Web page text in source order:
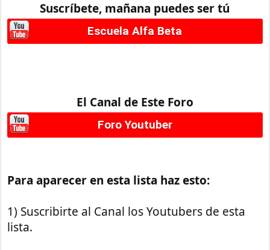
Suscríbete, mañana puedes ser tú
Escuela Alfa Beta
El Canal de Este Foro
Foro Youtuber
Para aparecer en esta lista haz esto:
1) Suscribirte al Canal los Youtubers de esta
lista.